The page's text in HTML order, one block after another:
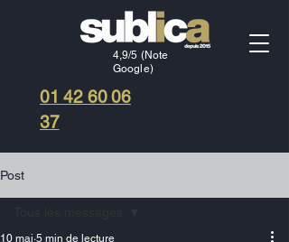
01 42 60 06
37
4,9/5 (Note
Google)
Post
10 mai 5 min de lecture